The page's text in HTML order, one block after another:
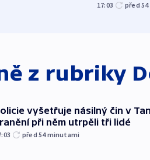
17:03 před 54
z rubriky
vyšetřuje násilný čin v
při něm utrpěli tři lidé
před 54minutami